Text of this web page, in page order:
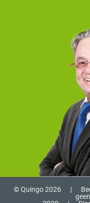
© Quingo 2026 |